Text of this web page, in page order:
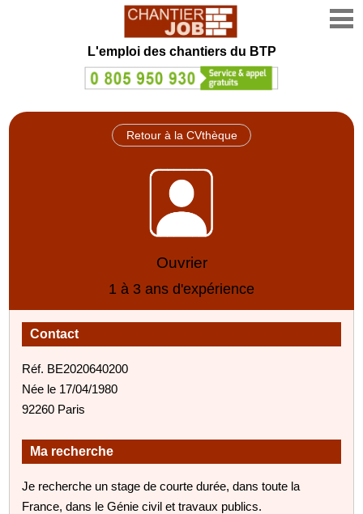
L'emploi des chantiers du BTP
Retour à la CVthèque
Ouvrier
1 à 3 ans d'expérience
Contact
Réf. BE2020640200
Née le 17/04/1980
92260 Paris
Ma recherche
Je recherche un stage de courte durée, dans toute la
France, dans le Génie civil et travaux publics.